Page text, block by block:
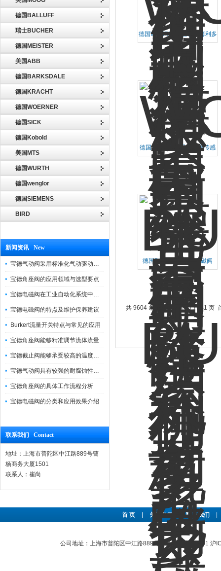
德国BALLUFF
瑞士BUCHER
德国MEISTER
美国ABB
德国BARKSDALE
德国KRACHT
德国WOERNER
德国SICK
德国Kobold
美国MTS
德国WURTH
德国wenglor
德国SIEMENS
BIRD
新闻资讯 New
宝德气动阀采用标准化气动驱动设计，可匹配各类工业气源工况
宝德角座阀的应用领域与选型要点
宝德电磁阀在工业自动化系统中的作用
宝德电磁阀的特点及维护保养建议
Burkert流量开关特点与常见的应用
宝德角座阀能够精准调节流体流量
宝德截止阀能够承受较高的温度和压力
宝德气动阀具有较强的耐腐蚀性和抗震性
宝德角座阀的具体工作流程分析
宝德电磁阀的分类和应用效果介绍
联系我们 Contact
地址：上海市普陀区中江路889号曹
杨商务大厦1501
联系人：崔尚
德国WOERNER齿轮泵薄利多
德国BURKERT涡轮流量传感
器443397*
德国BURKERT气动电磁阀
132487性价比高
共 9604 条记录，当前 67 / 241 页
首 页 关于公司 联系我们
公司地址：上海市普陀区中江路889号曹杨商务大厦1501 沪